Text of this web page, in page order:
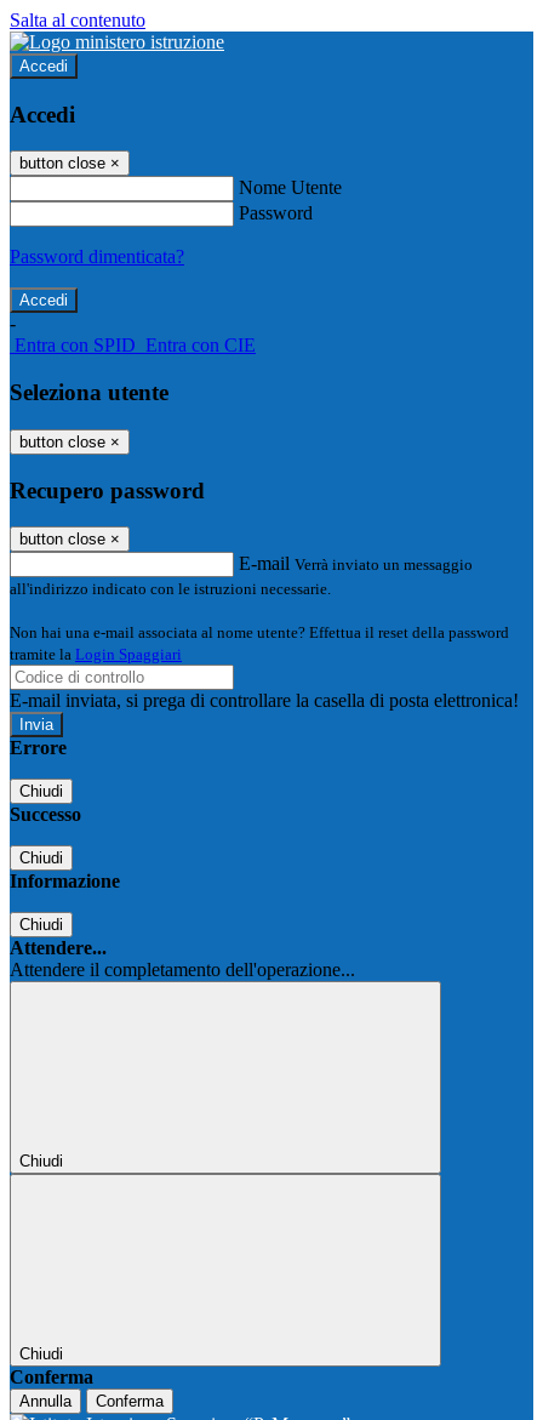
Salta al contenuto
Accedi
Accedi
button close ×
Nome Utente
Password
Password dimenticata?
-
Entra con SPID Entra con CIE
Seleziona utente
button close ×
Recupero password
button close ×
E-mail Verrà inviato un messaggio
all'indirizzo indicato con le istruzioni necessarie.
Non hai una e-mail associata al nome utente? Effettua il reset della password
tramite la Login Spaggiari
E-mail inviata, si prega di controllare la casella di posta elettronica!
Errore
Chiudi
Successo
Chiudi
Informazione
Chiudi
Attendere...
Attendere il completamento dell'operazione...
Chiudi
Chiudi
Conferma
Annulla Conferma